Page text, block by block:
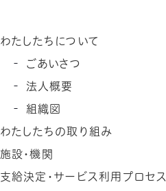
わたしたちについて
ごあいさつ
法人概要
組織図
わたしたちの取り組み
施設・機関
支給決定・サービス利用プロセス